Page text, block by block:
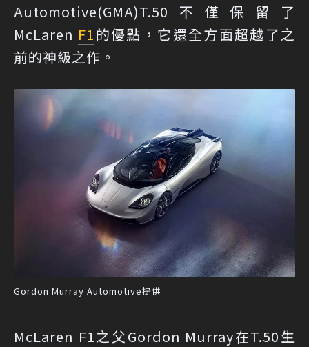
Automotive(GMA)T.50不僅保留了
McLaren F1的優點，它還全方面超越了之
前的神級之作。
Gordon Murray Automotive提供
McLaren F1之父Gordon Murray在T.50生